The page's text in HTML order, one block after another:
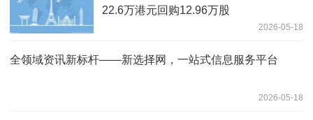
22.6万港元回购12.96万股
2026-05-18
全领域资讯新标杆——新选择网，一站式信息服务平台
2026-05-18